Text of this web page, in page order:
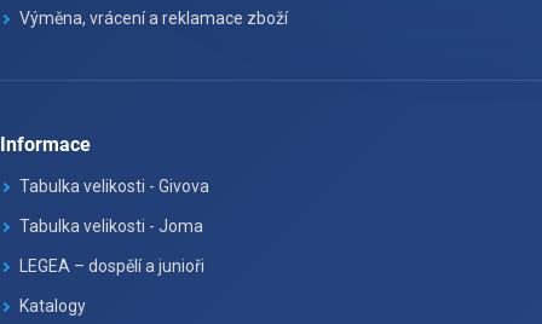
Výměna, vrácení a reklamace zboží
Informace
Tabulka velikosti - Givova
Tabulka velikosti - Joma
LEGEA – dospělí a junioři
Katalogy